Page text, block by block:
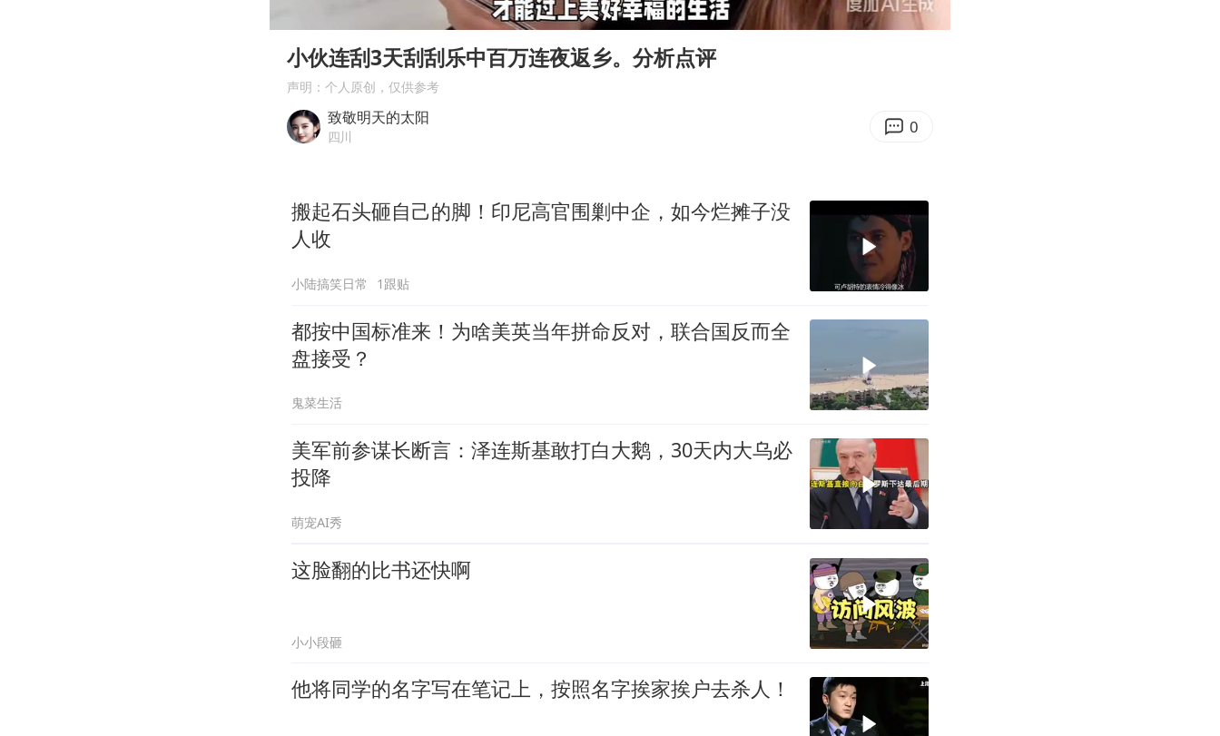
包文婧：二胎很难一碗水端平
香港宏福苑火灾或由烟头引起
女主硬加吻戏短剧已下架
郑丽文：台湾从来没有“独立”过
00:28
小伙连刮3天刮刮乐中百万连夜返乡。分析点评
声明：个人原创，仅供参考
致敬明天的太阳
四川 0
搬起石头砸自己的脚！印尼高官围剿中企，如今烂摊子没
人收
小陆搞笑日常 1跟贴
都按中国标准来！为啥美英当年拼命反对，联合国反而全
盘接受？
鬼菜生活
美军前参谋长断言：泽连斯基敢打白大鹅，30天内大乌必
投降
萌宠AI秀
这脸翻的比书还快啊
小小段砸
他将同学的名字写在笔记上，按照名字挨家挨户去杀人！